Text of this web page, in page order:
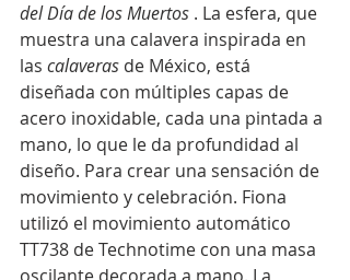
del Día de los Muertos . La esfera, que
muestra una calavera inspirada en
las calaveras de México, está
diseñada con múltiples capas de
acero inoxidable, cada una pintada a
mano, lo que le da profundidad al
diseño. Para crear una sensación de
movimiento y celebración. Fiona
utilizó el movimiento automático
TT738 de Technotime con una masa